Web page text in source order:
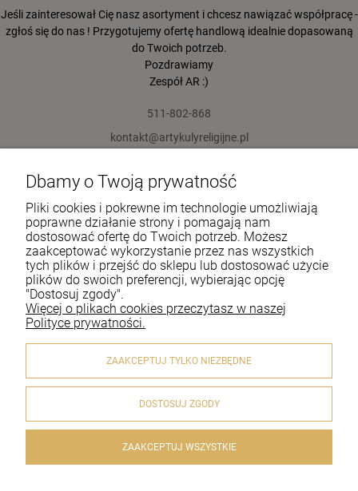
Jeśli zainteresował Cię nasz asortyment i chcesz nawiązać współpracę -
zgłoś się do nas ! Przygotujemy ofertę handlową idealnie dopasowaną
do Twoich potrzeb.
Pozdrawiamy
Zespół AR :)
511-802-868
kontakt@artykulyreligijne.pl
Pomoc
Moje konto
Płatności i dostawa
Informacje
O nas
© 2020 artykulyreligijne.pl . Wszelkie prawa zastrzeżone.
Styl graficzny i aplikacje ShopGadget.pl
Sklep internetowy
Dbamy o Twoją prywatność
Pliki cookies i pokrewne im technologie umożliwiają
poprawne działanie strony i pomagają nam
dostosować ofertę do Twoich potrzeb. Możesz
zaakceptować wykorzystanie przez nas wszystkich
tych plików i przejść do sklepu lub dostosować użycie
plików do swoich preferencji, wybierając opcję
"Dostosuj zgody".
Więcej o plikach cookies przeczytasz w naszej
Polityce prywatności.
ZAAKCEPTUJ TYLKO NIEZBĘDNE
DOSTOSUJ ZGODY
ZAAKCEPTUJ WSZYSTKIE